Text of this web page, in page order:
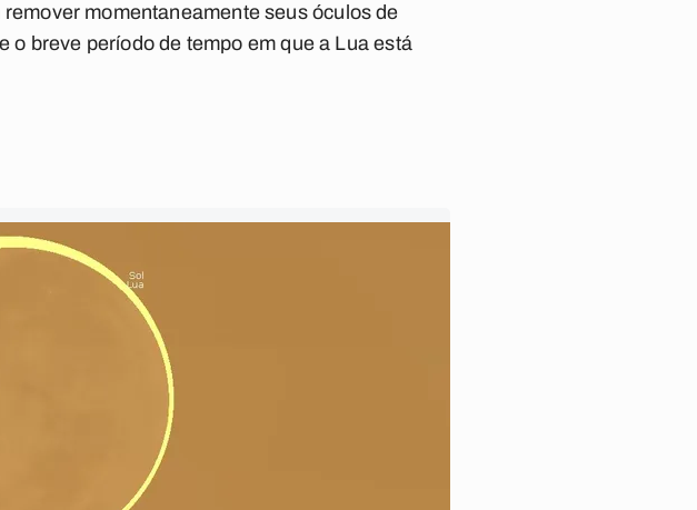
momentaneamente seus óculos de
o breve período de tempo em que a Lua está